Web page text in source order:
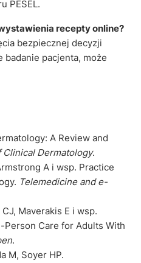
PESEL.
recepty online?
bezpiecznej decyzji
pacjenta, może
A Review and
Dermatology.
A i wsp. Practice
Telemedicine and e-
Maverakis E i wsp.
Care for Adults With
.
M, Soyer HP.